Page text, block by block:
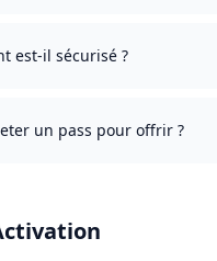
est-il sécurisé ?
un pass pour offrir ?